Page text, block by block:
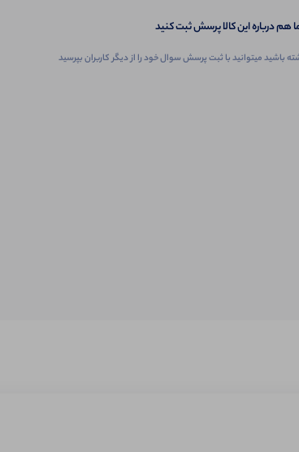
هم درباره این کالا پرسش ثبت کنید
باشید میتوانید با ثبت پرسش سوال خود را از دیگر کاربران بپرسید